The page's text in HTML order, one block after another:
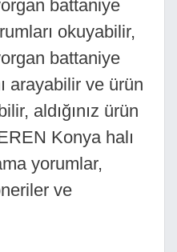
battaniye
okuyabilir,
battaniye
arayabilir ve ürün
aldığınız ürün
Konya halı
yorumlar,
ve